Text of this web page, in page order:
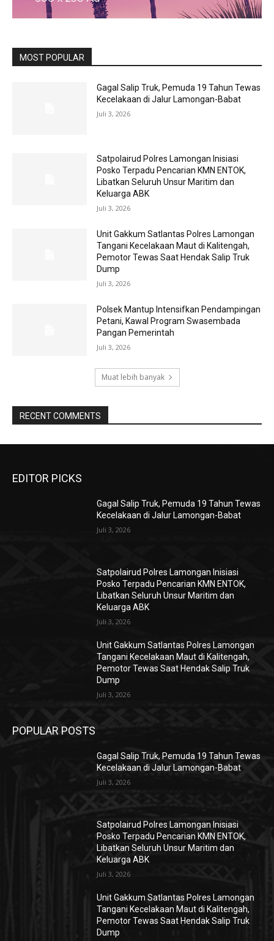
MOST POPULAR
Gagal Salip Truk, Pemuda 19 Tahun Tewas
Kecelakaan di Jalur Lamongan-Babat
Juli 3, 2026
Satpolairud Polres Lamongan Inisiasi
Posko Terpadu Pencarian KMN ENTOK,
Libatkan Seluruh Unsur Maritim dan
Keluarga ABK
Juli 3, 2026
Unit Gakkum Satlantas Polres Lamongan
Tangani Kecelakaan Maut di Kalitengah,
Pemotor Tewas Saat Hendak Salip Truk
Dump
Juli 3, 2026
Polsek Mantup Intensifkan Pendampingan
Petani, Kawal Program Swasembada
Pangan Pemerintah
Juli 3, 2026
Muat lebih banyak
RECENT COMMENTS
EDITOR PICKS
Gagal Salip Truk, Pemuda 19 Tahun Tewas
Kecelakaan di Jalur Lamongan-Babat
Juli 3, 2026
Satpolairud Polres Lamongan Inisiasi
Posko Terpadu Pencarian KMN ENTOK,
Libatkan Seluruh Unsur Maritim dan
Keluarga ABK
Juli 3, 2026
Unit Gakkum Satlantas Polres Lamongan
Tangani Kecelakaan Maut di Kalitengah,
Pemotor Tewas Saat Hendak Salip Truk
Dump
Juli 3, 2026
POPULAR POSTS
Gagal Salip Truk, Pemuda 19 Tahun Tewas
Kecelakaan di Jalur Lamongan-Babat
Juli 3, 2026
Satpolairud Polres Lamongan Inisiasi
Posko Terpadu Pencarian KMN ENTOK,
Libatkan Seluruh Unsur Maritim dan
Keluarga ABK
Juli 3, 2026
Unit Gakkum Satlantas Polres Lamongan
Tangani Kecelakaan Maut di Kalitengah,
Pemotor Tewas Saat Hendak Salip Truk
Dump